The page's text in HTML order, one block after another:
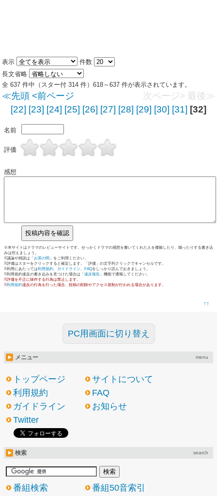
表示
件数
長文省略
全 637 件中（スター付 314 件）618～637 件が表示されています。
≪先頭 <前ページ 次ページ> 最後≫
[22] [23] [24] [25] [26] [27] [28] [29] [30] [31] [32]
名前
評価
感想
※本サイトはドラマのレビューサイトです。せっかくドラマの感想を書いてくれた人を揶揄したり、煽ったりする書き込
みは控えましょう。
※議論や雑談は「 お茶の間 」をご利用ください。
※評価はスターをクリックすると確定します。「評価」の文字列クリックでキャンセルです。
※利用にあたっては利用規約、 ガイドライン、 FAQをしっかり読んでおきましょう。
※利用規約違反の書き込みを見つけた場合は「 違反報告 」機能で通報してください。
※評価を不正に操作する行為は禁止します。
※利用規約違反の行為を行った場合、投稿の削除やアクセス規制が行われる場合があります。
↑↑
PC用画面に切り替え
メニュー menu
トップページ
サイトについて
利用規約
FAQ
ガイドライン
お知らせ
Twitter
検索 search
番組検索
番組50音索引